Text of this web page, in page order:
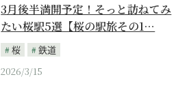
3月後半満開予定！そっと訪ねてみ
たい桜駅5選【桜の駅旅その1…
桜
鉄道
2026/3/15